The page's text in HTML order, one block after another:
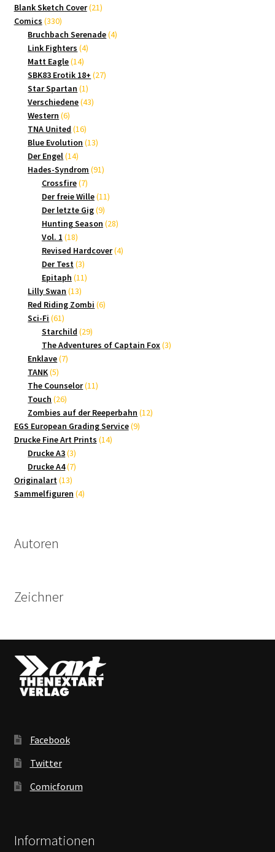
Blank Sketch Cover 2121
Comics 330330
Produkte
Bruchbach Serenade 44
Link Fighters 44
Matt Eagle 1414
Produkte
SBK83 Erotik 18+ 2727
Star Spartan 11
Produkt
Verschiedene 4343
Western 66
Produkte
TNA United 1616
Produkte
Blue Evolution 1313
Der Engel 1414
Produkte
Hades-Syndrom 9191
Crossfire 77
Produkte
Der freie Wille 1111
Der letzte Gig 99
Produkte
Hunting Season 2828
Vol. 1 1818
Produkte
Revised Hardcover 44
Der Test 33
Produkte
Epitaph 1111
Lilly Swan 1313
Produkte
Red Riding Zombi 66
Sci-Fi 6161
Produkte
Starchild 2929
Produkte
The Adventures of Captain Fox 33
Enklave 77
TANK 55
Produkte
The Counselor 1111
Touch 2626
Produkte
Zombies auf der Reeperbahn 1212
EGS European Grading Service 99
Drucke Fine Art Prints 1414
Drucke A3 33
Produkte
Drucke A4 77
Originalart 1313
Produkte
Sammelfiguren 44
Autoren
Zeichner
Facebook
Twitter
Comicforum
Informationen